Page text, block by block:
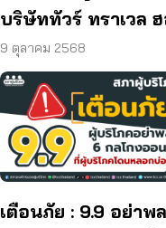
บริษัททัวร์ ทราเวล
เดย์ ยุติกิจการ ไม่คืนเ
ผู้บริโภค
9 ตุลาคม 2568
เตือนภัย : 9.9 อย่าพ